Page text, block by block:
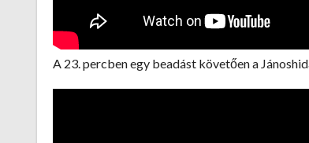
A 23. percben egy beadást követően a